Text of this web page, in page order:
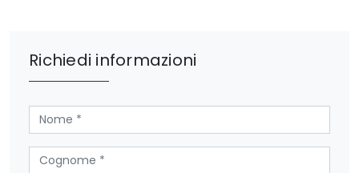
Richiedi informazioni